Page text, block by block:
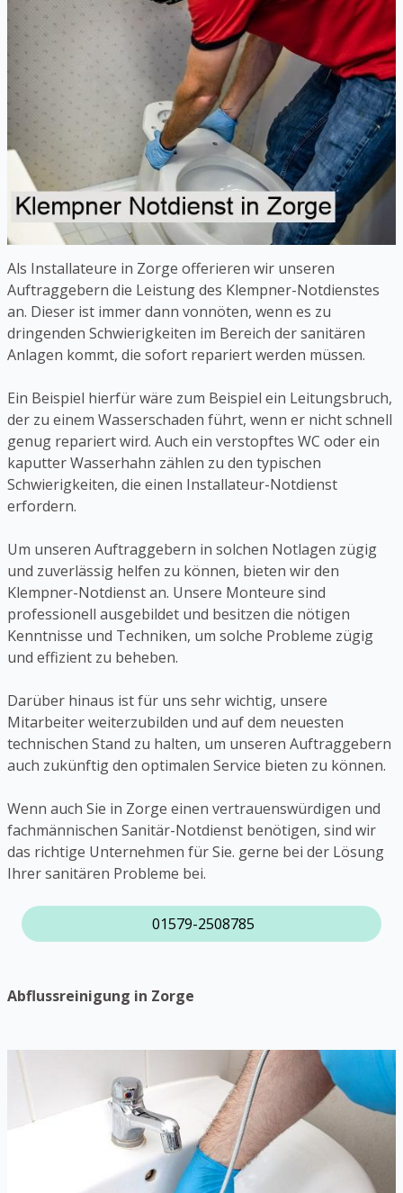
Als Installateure in Zorge offerieren wir unseren
Auftraggebern die Leistung des Klempner-Notdienstes
an. Dieser ist immer dann vonnöten, wenn es zu
dringenden Schwierigkeiten im Bereich der sanitären
Anlagen kommt, die sofort repariert werden müssen.
Ein Beispiel hierfür wäre zum Beispiel ein Leitungsbruch,
der zu einem Wasserschaden führt, wenn er nicht schnell
genug repariert wird. Auch ein verstopftes WC oder ein
kaputter Wasserhahn zählen zu den typischen
Schwierigkeiten, die einen Installateur-Notdienst
erfordern.
Um unseren Auftraggebern in solchen Notlagen zügig
und zuverlässig helfen zu können, bieten wir den
Klempner-Notdienst an. Unsere Monteure sind
professionell ausgebildet und besitzen die nötigen
Kenntnisse und Techniken, um solche Probleme zügig
und effizient zu beheben.
Darüber hinaus ist für uns sehr wichtig, unsere
Mitarbeiter weiterzubilden und auf dem neuesten
technischen Stand zu halten, um unseren Auftraggebern
auch zukünftig den optimalen Service bieten zu können.
Wenn auch Sie in Zorge einen vertrauenswürdigen und
fachmännischen Sanitär-Notdienst benötigen, sind wir
das richtige Unternehmen für Sie. gerne bei der Lösung
Ihrer sanitären Probleme bei.
01579-2508785
Abflussreinigung in Zorge